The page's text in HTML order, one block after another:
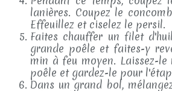
lanières. Coupez le
Effeuillez et ciselez le persil.
Faites chauffer un filet
grande poêle et faites-y
min à feu moyen. Laissez-
poêle et gardez-le pour
Dans un grand bol,